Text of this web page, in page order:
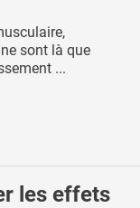
sont là que
...
les effets